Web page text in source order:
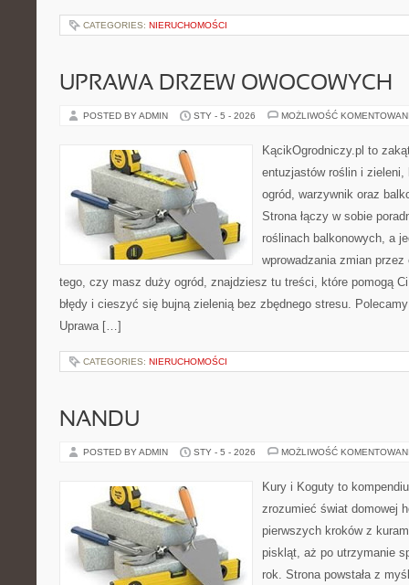
CATEGORIES: NIERUCHOMOŚCI
UPRAWA DRZEW OWOCOWYCH
POSTED BY ADMIN STY - 5 - 2026 MOŻLIWOŚĆ
KącikOgrodniczy.pl to
entuzjastów roślin i
ogród, warzywnik oraz
Strona łączy w sobie
roślinach balkonowych, a
wprowadzania zmian przez
tego, czy masz duży ogród, znajdziesz tu treści, które pomogą
błędy i cieszyć się bujną zielenią bez zbędnego stresu.
Uprawa […]
CATEGORIES: NIERUCHOMOŚCI
NANDU
POSTED BY ADMIN STY - 5 - 2026 MOŻLIWOŚĆ
Kury i Koguty to
zrozumieć świat domowej
pierwszych kroków z
piskląt, aż po utrzymanie
rok. Strona powstała z